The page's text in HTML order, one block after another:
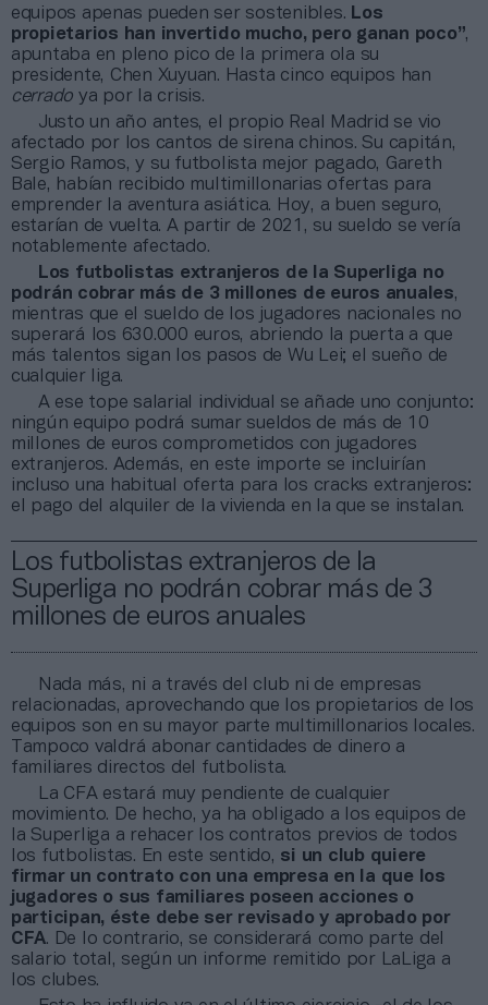
equipos apenas pueden ser sostenibles. Los
propietarios han invertido mucho, pero ganan poco”,
apuntaba en pleno pico de la primera ola su
presidente, Chen Xuyuan. Hasta cinco equipos han
cerrado ya por la crisis.
Justo un año antes, el propio Real Madrid se vio
afectado por los cantos de sirena chinos. Su capitán,
Sergio Ramos, y su futbolista mejor pagado, Gareth
Bale, habían recibido multimillonarias ofertas para
emprender la aventura asiática. Hoy, a buen seguro,
estarían de vuelta. A partir de 2021, su sueldo se vería
notablemente afectado.
Los futbolistas extranjeros de la Superliga no
podrán cobrar más de 3 millones de euros anuales,
mientras que el sueldo de los jugadores nacionales no
superará los 630.000 euros, abriendo la puerta a que
más talentos sigan los pasos de Wu Lei; el sueño de
cualquier liga.
A ese tope salarial individual se añade uno conjunto:
ningún equipo podrá sumar sueldos de más de 10
millones de euros comprometidos con jugadores
extranjeros. Además, en este importe se incluirían
incluso una habitual oferta para los cracks extranjeros:
el pago del alquiler de la vivienda en la que se instalan.
Los futbolistas extranjeros de la
Superliga no podrán cobrar más de 3
millones de euros anuales
Nada más, ni a través del club ni de empresas
relacionadas, aprovechando que los propietarios de los
equipos son en su mayor parte multimillonarios locales.
Tampoco valdrá abonar cantidades de dinero a
familiares directos del futbolista.
La CFA estará muy pendiente de cualquier
movimiento. De hecho, ya ha obligado a los equipos de
la Superliga a rehacer los contratos previos de todos
los futbolistas. En este sentido, si un club quiere
firmar un contrato con una empresa en la que los
jugadores o sus familiares poseen acciones o
participan, éste debe ser revisado y aprobado por
CFA. De lo contrario, se considerará como parte del
salario total, según un informe remitido por LaLiga a
los clubes.